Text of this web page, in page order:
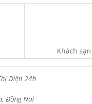
Khách sạn
Điện 24h
Đồng Nai